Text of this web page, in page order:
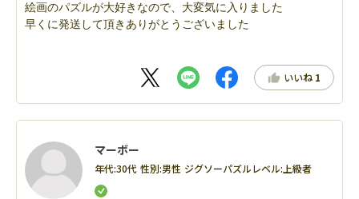
絵画のパズルが大好きなので、大変気に入りました
早くに発送して頂きありがとうございました
いいね 1
マーボー
年代:30代 性別:男性 ジグソーパズルレベル: 上級者